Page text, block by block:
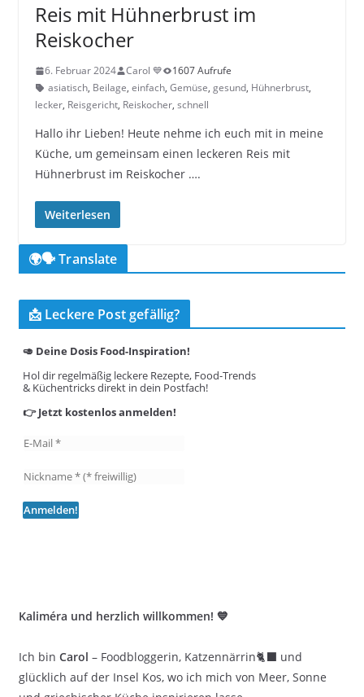
Reis mit Hühnerbrust im
Reiskocher
6. Februar 2024 Carol 💙
1607 Aufrufe
asiatisch, Beilage, einfach, Gemüse, gesund, Hühnerbrust,
lecker, Reisgericht, Reiskocher, schnell
Hallo ihr Lieben! Heute nehme ich euch mit in meine
Küche, um gemeinsam einen leckeren Reis mit
Hühnerbrust im Reiskocher ….
Weiterlesen
🌍🗣️ Translate
📩 Leckere Post gefällig?
🥑 Deine Dosis Food-Inspiration!
Hol dir regelmäßig leckere Rezepte, Food-Trends
& Küchentricks direkt in dein Postfach!
👉 Jetzt kostenlos anmelden!
Kaliméra und herzlich willkommen! 💙
Ich bin Carol – Foodbloggerin, Katzennärrin🐈‍⬛ und
glücklich auf der Insel Kos, wo ich mich von Meer, Sonne